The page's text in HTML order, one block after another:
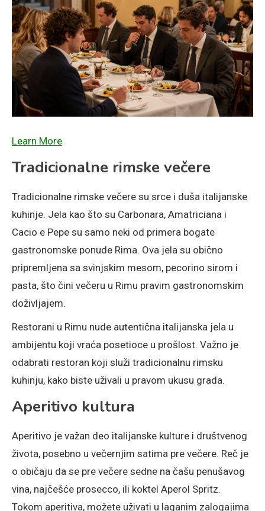
Learn More
Tradicionalne rimske večere
Tradicionalne rimske večere su srce i duša italijanske
kuhinje. Jela kao što su Carbonara, Amatriciana i
Cacio e Pepe su samo neki od primera bogate
gastronomske ponude Rima. Ova jela su obično
pripremljena sa svinjskim mesom, pecorino sirom i
pasta, što čini večeru u Rimu pravim gastronomskim
doživljajem.
Restorani u Rimu nude autentična italijanska jela u
ambijentu koji vraća posetioce u prošlost. Važno je
odabrati restoran koji služi tradicionalnu rimsku
kuhinju, kako biste uživali u pravom ukusu grada.
Aperitivo kultura
Aperitivo je važan deo italijanske kulture i društvenog
života, posebno u večernjim satima pre večere. Reč je
o običaju da se pre večere sedne na čašu penušavog
vina, najčešće prosecco, ili koktel Aperol Spritz.
Tokom aperitiva, možete uživati u laganim zalogajima